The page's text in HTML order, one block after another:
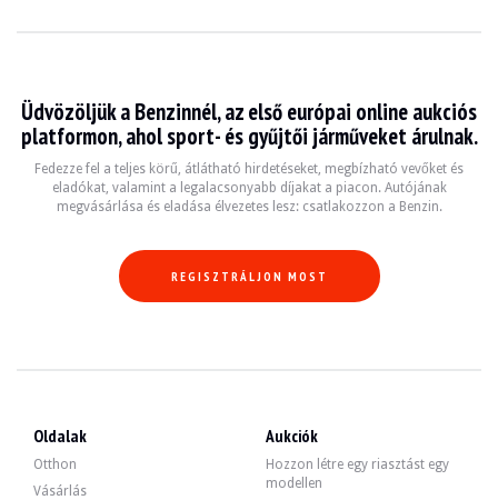
Üdvözöljük a Benzinnél, az első európai online aukciós
platformon, ahol sport- és gyűjtői járműveket árulnak.
Fedezze fel a teljes körű, átlátható hirdetéseket, megbízható vevőket és
eladókat, valamint a legalacsonyabb díjakat a piacon. Autójának
megvásárlása és eladása élvezetes lesz: csatlakozzon a Benzin.
REGISZTRÁLJON MOST
Oldalak
Otthon
Vásárlás
Aukciók
Hozzon létre egy riasztást egy
modellen